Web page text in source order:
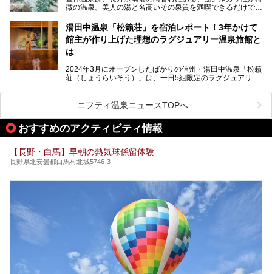
徴の温泉。美人の湯と名高いその泉質を満喫できるだけでな
昼神温泉では、朝市などの観光スポットや、信州名物のおや
きを楽しめるグルメスポットなど、観光を楽しむにはぴった
りの場所が豊富にあります。
この記事では、昼神温泉での滞在を充実させる宿泊施設や日
帰り温泉、見どころ満載の観光・グルメスポットに加え、ア
クセス方法も順に紹介します。
湯田中温泉「松籟荘」を宿泊レポート！3年かけて
館主が作り上げた理想のラグジュアリー温泉旅館と
は
2024年3月にオープンしたばかりの信州・湯田中温泉「松籟
荘（しょうらいそう）」は、一日5組限定のラグジュアリー
ライベートに楽しめる非日常感が味わえます。また宿泊者は
道向かいの「よろづや」の大浴場「桃山風呂」や共同浴場の
「湯田中大湯」も利用ができます。
極上のお湯に浸り上質なお料理に舌鼓、特別な日に泊まりた
い湯田中温泉「松籟荘」を、実際に宿泊した目線で紹介しま
ニフティ温泉ニュースTOPへ
おすすめのアクティビティ情報
【長野・白馬】早朝の熱気球係留体験
長野県北安曇郡白馬村北城5746-3